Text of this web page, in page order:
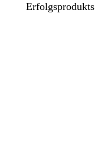
Erfolgsprodukts